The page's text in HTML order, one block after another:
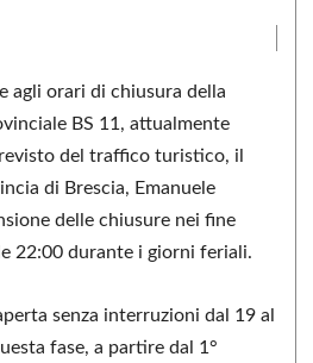
agli orari di chiusura della
BS 11, attualmente
del traffico turistico, il
di Brescia, Emanuele
delle chiusure nei fine
22:00 durante i giorni feriali.
senza interruzioni dal 19 al
fase, a partire dal 1°